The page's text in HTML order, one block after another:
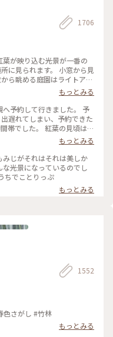
1706
が映り込む光景が一番の
に見られます。 小窓から見
ら眺める庭園はライトアッ
り、山門をくぐって振り返
プされていました🍁♥️
もっとみる
予約して行きました。 予
遅れてしまい、予約できた
帯でした。 紅葉の見頃はど
どんなふうに見えるんだろ
イトアップも始まった頃。
がひろがっていました✨ 新
さんお行儀よく、机で満足
いる人に代わります。 敷居
ろうとしたら避けてくださ
のに」とブツブツ文句を
もっとみる
みじがそれはそれは美しか
光景になっているのでし
ちでことりっぷ
もっとみる
1552
春の竹林 #京都 #電車旅 #嵐山 #春色さがし #竹林
もっとみる